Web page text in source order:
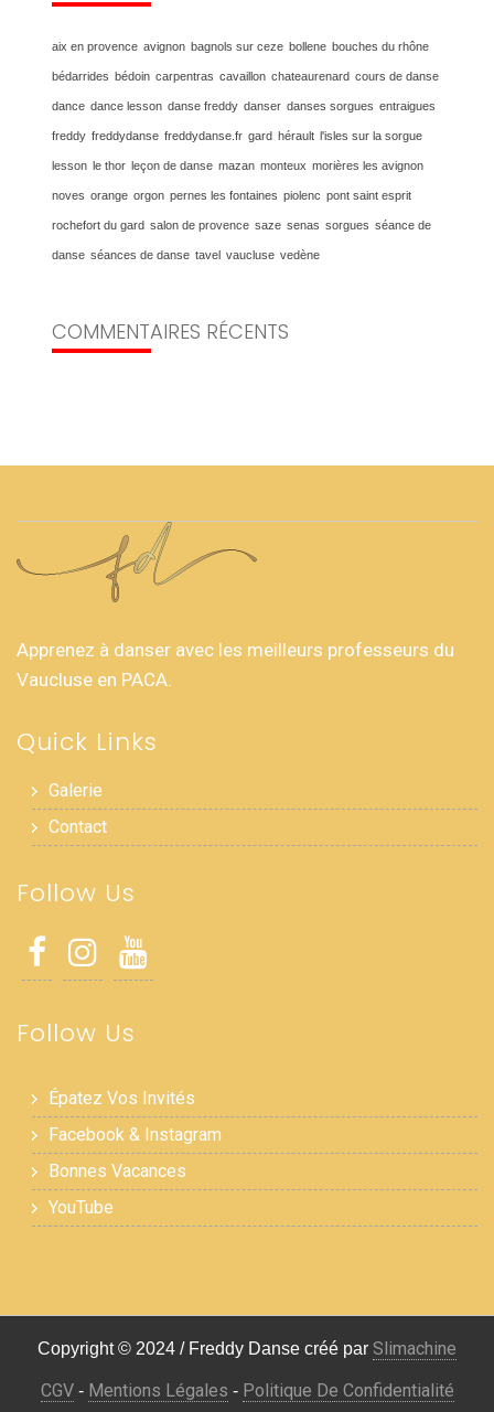
aix en provence avignon bagnols sur ceze bollene bouches du rhône
bédarrides bédoin carpentras cavaillon chateaurenard cours de danse
dance dance lesson danse freddy danser danses sorgues entraigues
freddy freddydanse freddydanse.fr gard hérault l'isles sur la sorgue
lesson le thor leçon de danse mazan monteux morières les avignon
noves orange orgon pernes les fontaines piolenc pont saint esprit
rochefort du gard salon de provence saze senas sorgues séance de
danse séances de danse tavel vaucluse vedène
COMMENTAIRES RÉCENTS
Apprenez à danser avec les meilleurs professeurs du
Vaucluse en PACA.
Quick Links
Galerie
Contact
Follow Us
Follow Us
Épatez Vos Invités
Facebook & Instagram
Bonnes Vacances
YouTube
Copyright © 2024 / Freddy Danse créé par Slimachine
CGV- Mentions Légales - Politique De Confidentialité